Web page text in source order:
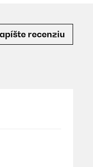
recenziu